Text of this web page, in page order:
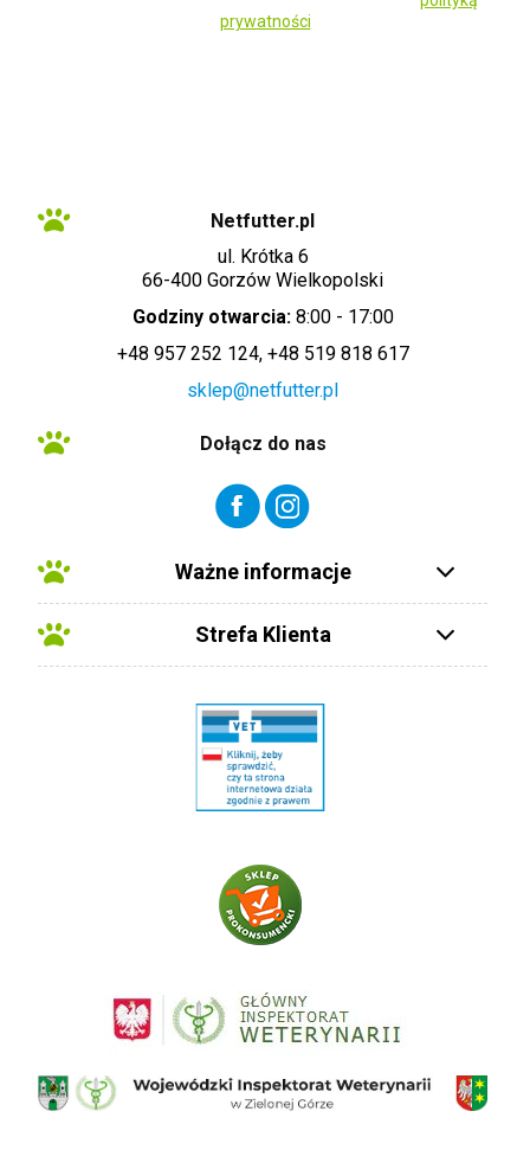
prywatności
Netfutter.pl
ul. Krótka 6
66-400 Gorzów Wielkopolski
Godziny otwarcia:8:00 - 17:00
+48 957 252 124, +48 519 818 617
sklep@netfutter.pl
Dołącz do nas
Ważne informacje
Strefa Klienta